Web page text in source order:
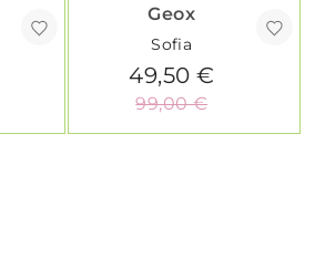
Geox
Sofia
49,50 €
99,00 €